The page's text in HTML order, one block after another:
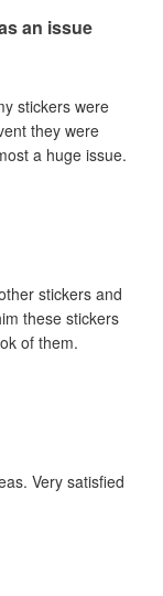
an issue
stickers were
they were
a huge issue.
stickers and
these stickers
of them.
Very satisfied